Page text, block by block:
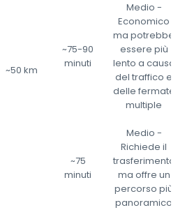
~50 km
~75-90
minuti
Medio -
Economico
ma potrebbe
essere più
lento a causa
del traffico e
delle fermate
multiple
~75
minuti
Medio -
Richiede il
trasferimento
ma offre un
percorso più
panoramico